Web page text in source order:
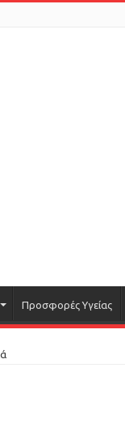
Προσφορές Υγείας